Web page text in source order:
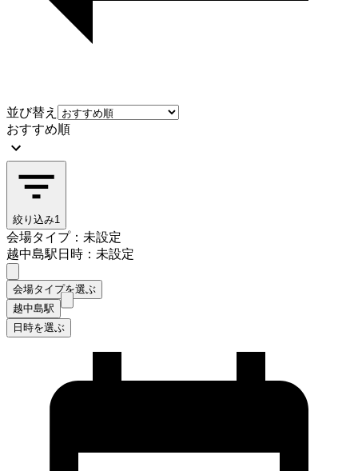
並び替え
おすすめ順
絞り込み1
会場タイプ：未設定
越中島駅日時：未設定
会場タイプを選ぶ
越中島駅
日時を選ぶ